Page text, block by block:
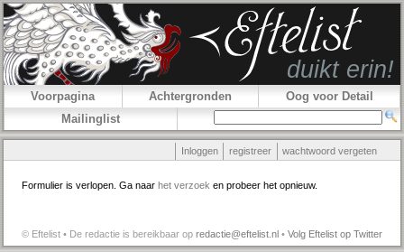
Voorpagina Achtergronden
Oog voor Detail
Mailinglist
Inloggen registreer wachtwoord vergeten
Formulier is verlopen. Ga naar het verzoek en probeer het opnieuw.
© Eftelist • De redactie is bereikbaar op redactie@eftelist.nl • Volg Eftelist op Twitter